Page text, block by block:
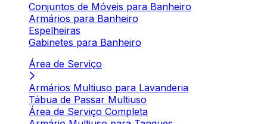
Conjuntos de Móveis para Banheiro
Armários para Banheiro
Espelheiras
Gabinetes para Banheiro
Área de Serviço
Armários Multiuso para Lavanderia
Tábua de Passar Multiuso
Área de Serviço Completa